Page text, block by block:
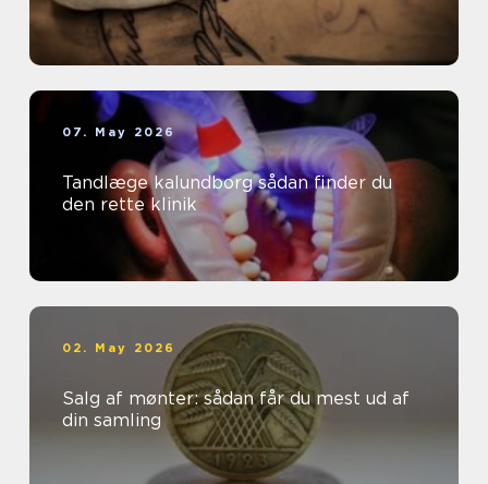
07. May 2026
Tandlæge kalundborg sådan finder du
den rette klinik
02. May 2026
Salg af mønter: sådan får du mest ud af
din samling